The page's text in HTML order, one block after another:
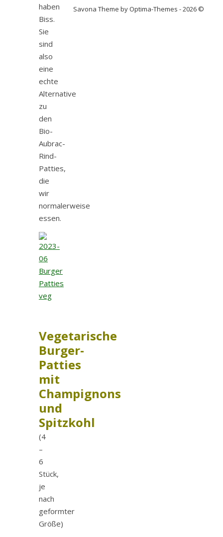
haben
Biss.
Sie
sind
also
eine
echte
Alternative
zu
den
Bio-
Aubrac-
Rind-
Patties,
die
wir
normalerweise
essen.
Vegetarische
Burger-
Patties
mit
Champignons
und
Spitzkohl
(4
–
6
Stück,
je
nach
geformter
Größe)
Savona Theme by Optima-Themes - 2026 ©